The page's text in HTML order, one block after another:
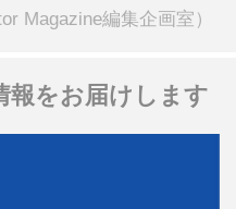
Magazine編集企画室）
報をお届けします